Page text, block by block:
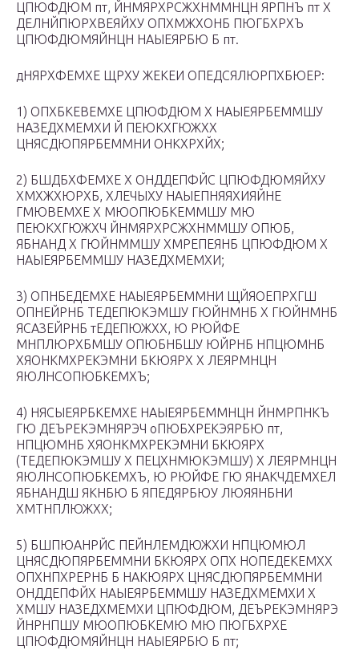
ЦПЮФДЮМ пт, ЙНМЯРХРСЖХНММНЦН ЯРПНЪ пт Х
ДЕЛНЙПЮРХВЕЯЙХУ ОПХМЖХОНБ ПЮГБХРХЪ
ЦПЮФДЮМЯЙНЦН НАЫЕЯРБЮ Б пт.
дНЯРХФЕМХЕ ЩРХУ ЖЕКЕИ ОПЕДСЯЛЮРПХБЮЕР:
1) ОПХБКЕВЕМХЕ ЦПЮФДЮМ Х НАЫЕЯРБЕММШУ
НАЗЕДХМЕМХИ Й ПЕЮКХГЮЖХХ
ЦНЯСДЮПЯРБЕММНИ ОНКХРХЙХ;
2) БШДБХФЕМХЕ Х ОНДДЕПФЙС ЦПЮФДЮМЯЙХУ
ХМХЖХЮРХБ, ХЛЕЧЫХУ НАЫЕПНЯЯХИЯЙНЕ
ГМЮВЕМХЕ Х МЮОПЮБКЕММШУ МЮ
ПЕЮКХГЮЖХЧ ЙНМЯРХРСЖХНММШУ ОПЮБ,
ЯБНАНД Х ГЮЙНММШУ ХМРЕПЕЯНБ ЦПЮФДЮМ Х
НАЫЕЯРБЕММШУ НАЗЕДХМЕМХИ;
3) ОПНБЕДЕМХЕ НАЫЕЯРБЕММНИ ЩЙЯОЕПРХГШ
ОПНЕЙРНБ ТЕДЕПЮКЭМШУ ГЮЙНМНБ Х ГЮЙНМНБ
ЯСАЗЕЙРНБ тЕДЕПЮЖХХ, Ю РЮЙФЕ
МНПЛЮРХБМШУ ОПЮБНБШУ ЮЙРНБ НПЦЮМНБ
ХЯОНКМХРЕКЭМНИ БКЮЯРХ Х ЛЕЯРМНЦН
ЯЮЛНСОПЮБКЕМХЪ;
4) НЯСЫЕЯРБКЕМХЕ НАЫЕЯРБЕММНЦН ЙНМРПНКЪ
ГЮ ДЕЪРЕКЭМНЯРЭЧ оПЮБХРЕКЭЯРБЮ пт,
НПЦЮМНБ ХЯОНКМХРЕКЭМНИ БКЮЯРХ
(ТЕДЕПЮКЭМШУ Х ПЕЦХНМЮКЭМШУ) Х ЛЕЯРМНЦН
ЯЮЛНСОПЮБКЕМХЪ, Ю РЮЙФЕ ГЮ ЯНАКЧДЕМХЕЛ
ЯБНАНДШ ЯКНБЮ Б ЯПЕДЯРБЮУ ЛЮЯЯНБНИ
ХМТНПЛЮЖХХ;
5) БШПЮАНРЙС ПЕЙНЛЕМДЮЖХИ НПЦЮМЮЛ
ЦНЯСДЮПЯРБЕММНИ БКЮЯРХ ОПХ НОПЕДЕКЕМХХ
ОПХНПХРЕРНБ Б НАКЮЯРХ ЦНЯСДЮПЯРБЕММНИ
ОНДДЕПФЙХ НАЫЕЯРБЕММШУ НАЗЕДХМЕМХИ Х
ХМШУ НАЗЕДХМЕМХИ ЦПЮФДЮМ, ДЕЪРЕКЭМНЯРЭ
ЙНРНПШУ МЮОПЮБКЕМЮ МЮ ПЮГБХРХЕ
ЦПЮФДЮМЯЙНЦН НАЫЕЯРБЮ Б пт;